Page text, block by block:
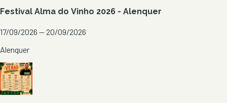
Festival Alma do Vinho 2026 - Alenquer
17/09/2026 — 20/09/2026
Alenquer